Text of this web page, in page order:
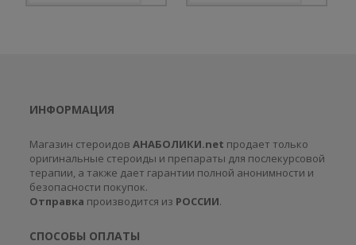
ИНФОРМАЦИЯ
Магазин стероидовАНАБОЛИКИ.net продает только
оригинальные стероиды и препараты для послекурсовой
терапии, а также дает гарантии полной анонимности и
безопасности покупок.
Отправка производится из РОССИИ.
СПОСОБЫ ОПЛАТЫ